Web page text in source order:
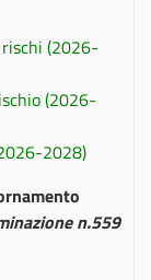
(2026-
(2026-
2028)
n.559